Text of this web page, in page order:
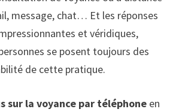
message, chat… Et les réponses
et véridiques,
se posent toujours des
de cette pratique.
sur la voyance par téléphoneen